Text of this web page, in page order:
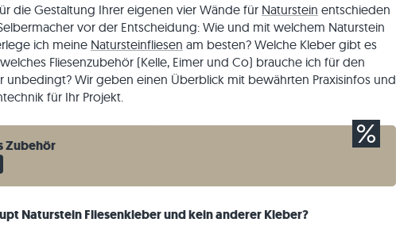
die Gestaltung Ihrer eigenen vier Wände für Naturstein entschieden
vor der Entscheidung: Wie und mit welchem Naturstein
ich meine Natursteinfliesen am besten? Welche Kleber gibt es
Fliesenzubehör (Kelle, Eimer und Co) brauche ich für den
unbedingt? Wir geben einen Überblick mit bewährten Praxisinfos und
für Ihr Projekt.
Zubehör
Naturstein Fliesenkleber und kein anderer Kleber?